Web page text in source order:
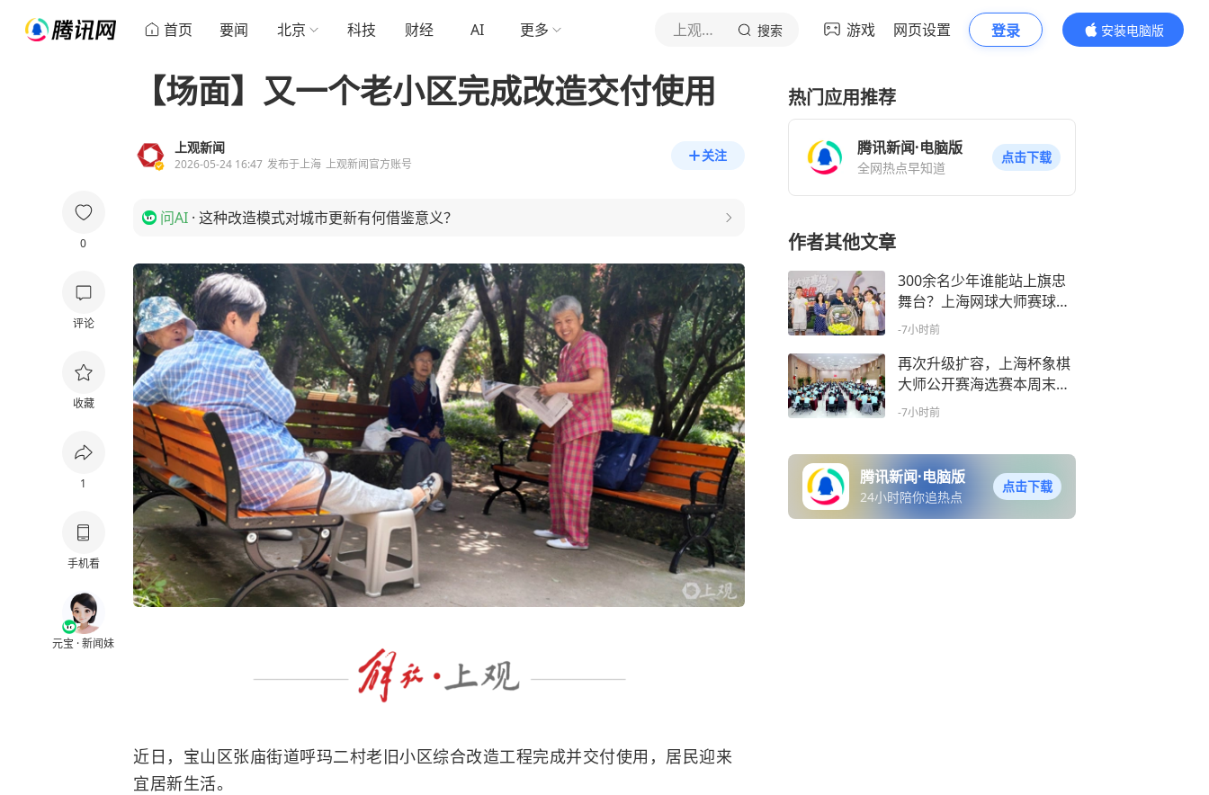
首页 要闻 北京 科技 财经 AI 更多 上观新闻 搜索 游戏 网页设置 登录
安装电脑版
内容更精彩
0
评论
收藏
1
手机看
元宝 · 新闻妹
【场面】又一个老小区完成改造交付使用
上观新闻
2026-05-24 16:47 发布于上海 上观新闻官方账号
关注
问AI · 这种改造模式对城市更新有何借鉴意义？
近日，宝山区张庙街道呼玛二村老旧小区综合改造工程完成并交付使用，居民迎来
宜居新生活。
热门应用推荐
腾讯新闻·电脑版
全网热点早知道
点击下载
作者其他文章
300余名少年谁能站上旗忠
舞台？上海网球大师赛球童
选拔活动开幕
-7小时前
再次升级扩容，上海杯象棋
大师公开赛海选赛本周末举
行
-7小时前
腾讯新闻·电脑版
24小时陪你追热点
点击下载